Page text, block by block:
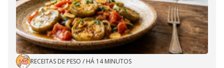
RECEITAS DE PESO / HÁ 14 MINUTOS